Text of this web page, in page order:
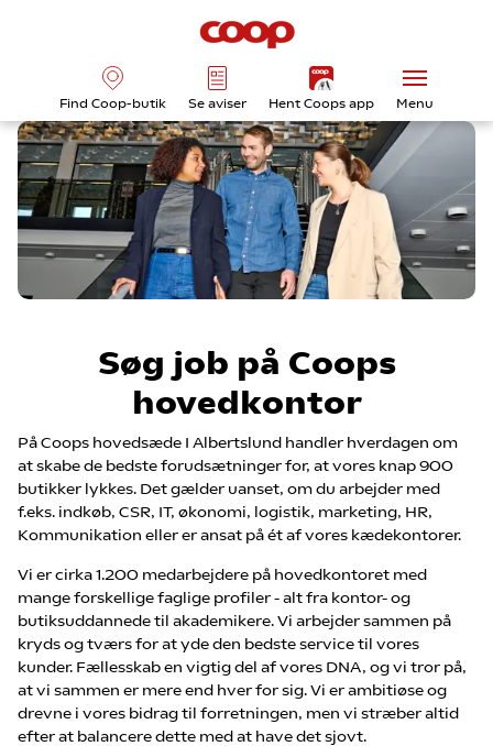
Find Coop-butik Se aviser Hent Coops app Menu
Søg job på Coops
hovedkontor
På Coops hovedsæde I Albertslund handler hverdagen om
at skabe de bedste forudsætninger for, at vores knap 900
butikker lykkes. Det gælder uanset, om du arbejder med
f.eks. indkøb, CSR, IT, økonomi, logistik, marketing, HR,
Kommunikation eller er ansat på ét af vores kædekontorer.
Vi er cirka 1.200 medarbejdere på hovedkontoret med
mange forskellige faglige profiler - alt fra kontor- og
butiksuddannede til akademikere. Vi arbejder sammen på
kryds og tværs for at yde den bedste service til vores
kunder. Fællesskab en vigtig del af vores DNA, og vi tror på,
at vi sammen er mere end hver for sig. Vi er ambitiøse og
drevne i vores bidrag til forretningen, men vi stræber altid
efter at balancere dette med at have det sjovt.